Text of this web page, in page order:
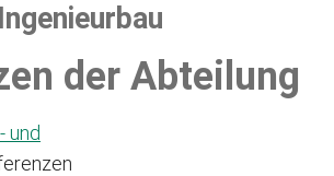
der Abteilung
und